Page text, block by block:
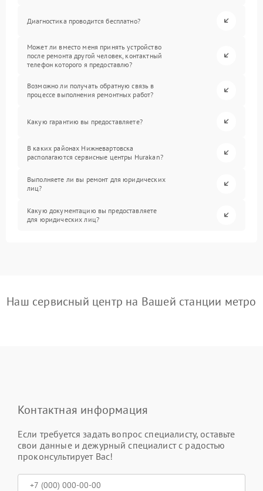
Диагностика проводится бесплатно?
Может ли вместо меня принять устройство
после ремонта другой человек, контактный
телефон которого я предоставлю?
Возможно ли получать обратную связь в
процессе выполнения ремонтных работ?
Какую гарантию вы предоставляете?
В каких районах Нижневартовска
располагаются сервисные центры Hurakan?
Выполняете ли вы ремонт для юридических
лиц?
Какую документацию вы предоставляете
для юридических лиц?
Наш сервисный центр на Вашей станции метро
Контактная информация
Если требуется задать вопрос специалисту, оставьте
свои данные и дежурный специалист с радостью
проконсультирует Вас!